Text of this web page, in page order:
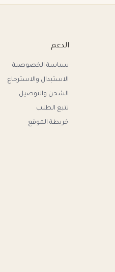
الدعم
سياسة الخصوصية
الاستبدال والاسترجاع
الشحن والتوصيل
تتبع الطلب
خريطة الموقع